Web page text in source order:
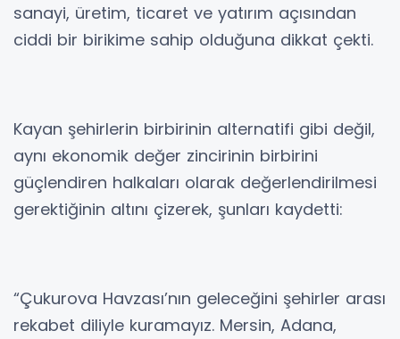
sanayi, üretim, ticaret ve yatırım açısından
ciddi bir birikime sahip olduğuna dikkat çekti.
Kayan şehirlerin birbirinin alternatifi gibi değil,
aynı ekonomik değer zincirinin birbirini
güçlendiren halkaları olarak değerlendirilmesi
gerektiğinin altını çizerek, şunları kaydetti:
“Çukurova Havzası’nın geleceğini şehirler arası
rekabet diliyle kuramayız. Mersin, Adana,